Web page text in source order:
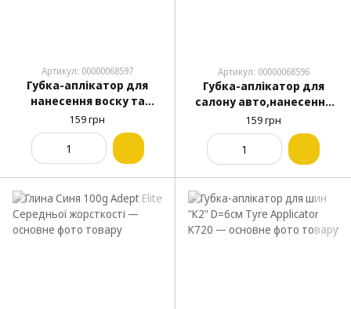
Артикул: 00000068597
Губка-аплікатор для
нанесення воску та
поліролей на авто Соти
159 грн
Артикул: 00000068596
Губка-аплікатор для
салону авто,нанесення
поліролей,мийка авто
D=11см
159 грн